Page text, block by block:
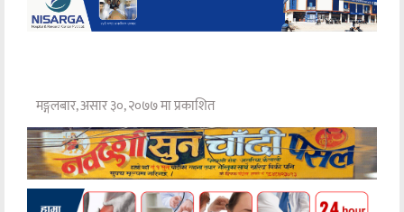
मङ्गलबार, असार ३०, २०७७ मा प्रकाशित